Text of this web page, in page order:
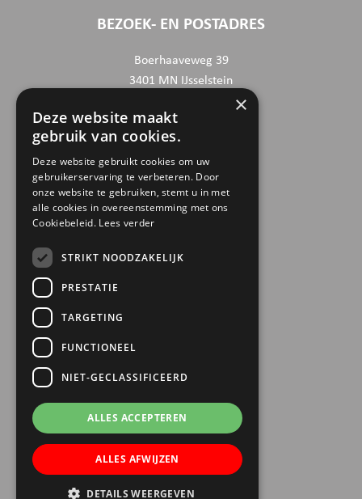
BEZOEK- EN POSTADRES
Boerhaaveweg 39
3401 MN IJsselstein
CONTACTGEGEVENS
030 6868444
info@trinamiek.nl
financien@trinamiek.nl
Bestuursnummer: 77975
×
Deze website maakt
gebruik van cookies.
Deze website gebruikt cookies om uw
gebruikerservaring te verbeteren. Door
onze website te gebruiken, stemt u in met
alle cookies in overeenstemming met ons
Cookiebeleid. Lees verder
STRIKT NOODZAKELIJK
PRESTATIE
TARGETING
FUNCTIONEEL
NIET-GECLASSIFICEERD
ALLES ACCEPTEREN
ALLES AFWIJZEN
DETAILS WEERGEVEN